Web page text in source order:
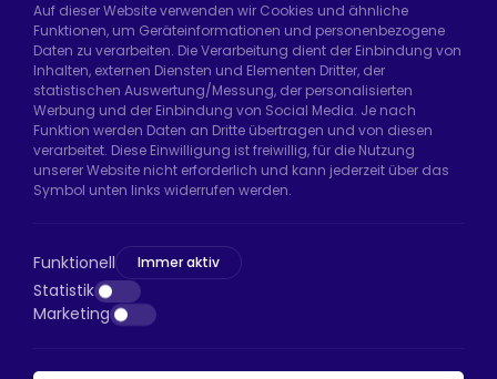
Hadımköy Fabrik:Atatürk Sanayi Bölgesi,
Uzunçayır Caddesi, No:11 Hadımköy, 34555
Arnavutköy/İstanbul
Telefon: +90 212 640 66 46
E-Mail: export@htsteker.com
D:a, 34045 Bayrampaşa/İstanbul
Telefon:+90 530 044 64 87
E-Mail: info@htsteker.com
Auf dieser Website verwenden wir Cookies und ähnliche
Funktionen, um Geräteinformationen und personenbezogene
Daten zu verarbeiten. Die Verarbeitung dient der Einbindung von
Inhalten, externen Diensten und Elementen Dritter, der
statistischen Auswertung/Messung, der personalisierten
Werbung und der Einbindung von Social Media. Je nach
Funktion werden Daten an Dritte übertragen und von diesen
verarbeitet. Diese Einwilligung ist freiwillig, für die Nutzung
unserer Website nicht erforderlich und kann jederzeit über das
Symbol unten links widerrufen werden.
Funktionell Immer aktiv
Statistik
Marketing